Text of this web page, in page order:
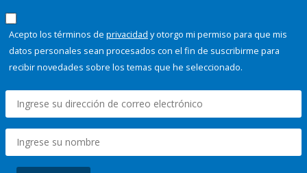
Acepto los términos de privacidad y otorgo mi permiso para que mis
datos personales sean procesados con el fin de suscribirme para
recibir novedades sobre los temas que he seleccionado.